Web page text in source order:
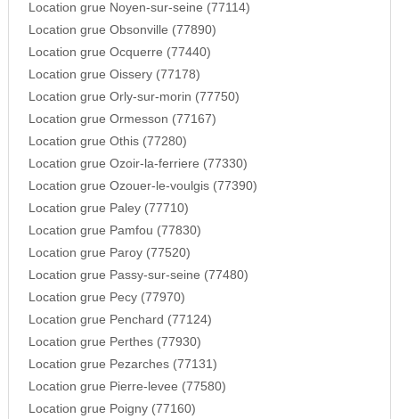
Location grue Noyen-sur-seine (77114)
Location grue Obsonville (77890)
Location grue Ocquerre (77440)
Location grue Oissery (77178)
Location grue Orly-sur-morin (77750)
Location grue Ormesson (77167)
Location grue Othis (77280)
Location grue Ozoir-la-ferriere (77330)
Location grue Ozouer-le-voulgis (77390)
Location grue Paley (77710)
Location grue Pamfou (77830)
Location grue Paroy (77520)
Location grue Passy-sur-seine (77480)
Location grue Pecy (77970)
Location grue Penchard (77124)
Location grue Perthes (77930)
Location grue Pezarches (77131)
Location grue Pierre-levee (77580)
Location grue Poigny (77160)